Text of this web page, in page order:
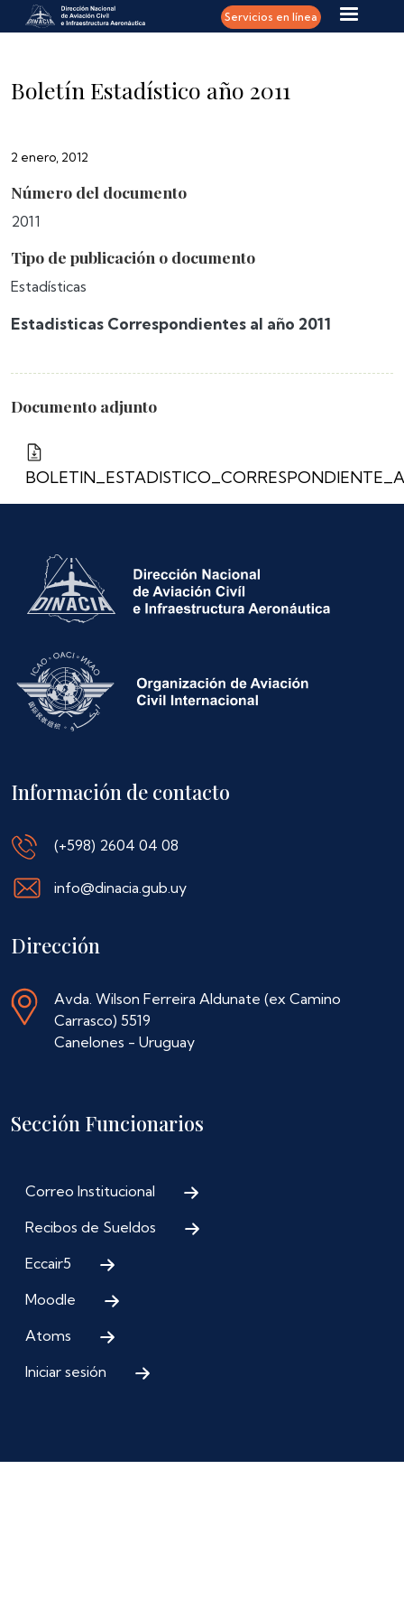
Pasar al contenido principal Servicios en línea
Boletín Estadístico año 2011
2 enero, 2012
Número del documento
2011
Tipo de publicación o documento
Estadísticas
Estadisticas Correspondientes al año 2011
Documento adjunto
Información de contacto
(+598) 2604 04 08
info@dinacia.gub.uy
Dirección
Avda. Wilson Ferreira Aldunate (ex Camino
Carrasco) 5519
Canelones - Uruguay
Sección Funcionarios
Correo Institucional
Recibos de Sueldos
Eccair5
Moodle
Atoms
Iniciar sesión